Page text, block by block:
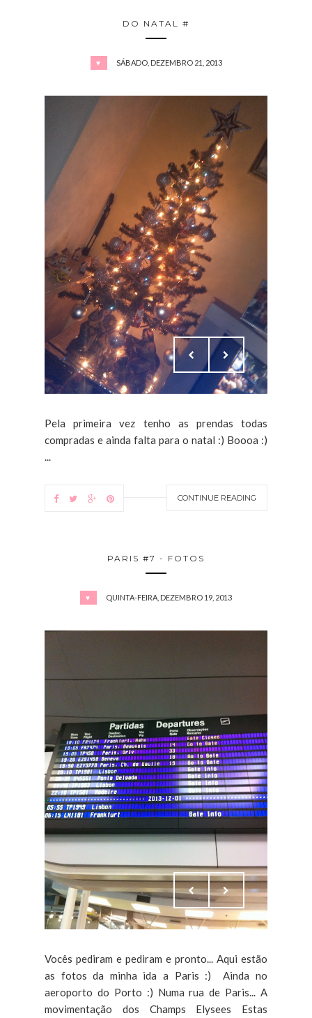
DO NATAL #
♥ SÁBADO, DEZEMBRO 21, 2013
Pela primeira vez tenho as prendas todas
compradas e ainda falta para o natal :) Boooa :)
...
CONTINUE READING
PARIS #7 - FOTOS
♥ QUINTA-FEIRA, DEZEMBRO 19, 2013
Vocês pediram e pediram e pronto... Aqui estão
as fotos da minha ida a Paris :) Ainda no
aeroporto do Porto :) Numa rua de Paris... A
movimentação dos Champs Elysees Estas